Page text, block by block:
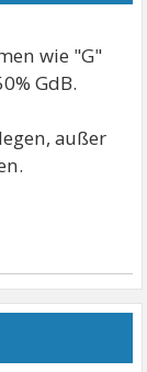
wie "G"
GdB.
außer